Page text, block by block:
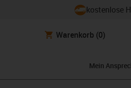
kostenlose
Warenkorb (0)
Mein